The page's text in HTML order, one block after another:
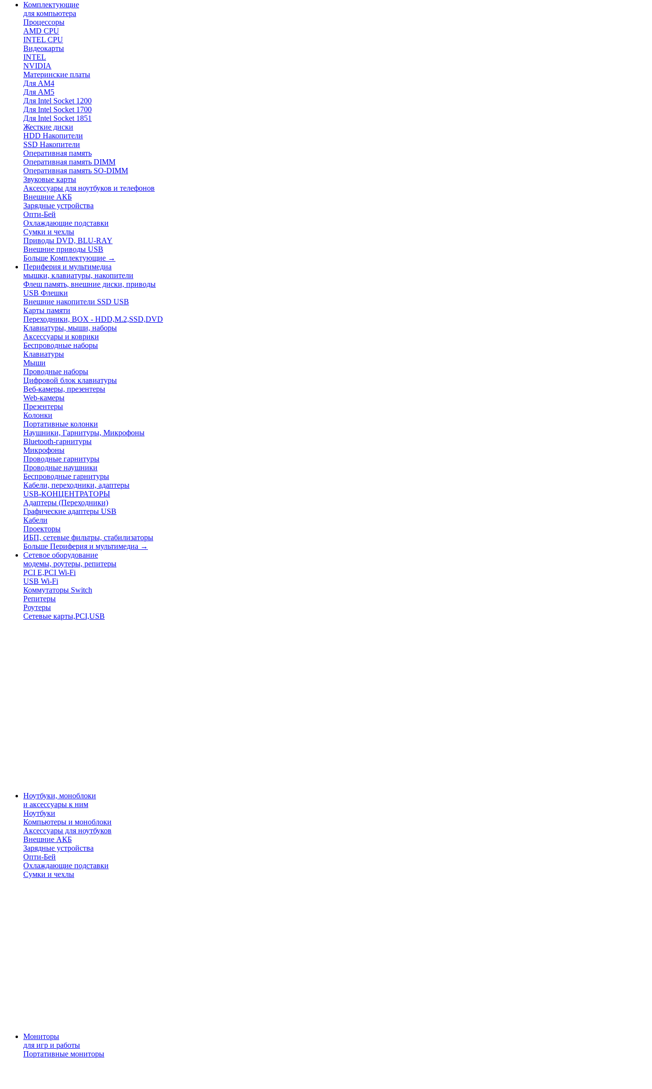
Комплектующие
для компьютера
Процессоры
AMD CPU
INTEL CPU
Видеокарты
INTEL
NVIDIA
Материнские платы
Для AM4
Для AM5
Для Intel Socket 1200
Для Intel Socket 1700
Для Intel Socket 1851
Жесткие диски
HDD Накопители
SSD Накопители
Оперативная память
Оперативная память DIMM
Оперативная память SO-DIMM
Звуковые карты
Аксессуары для ноутбуков и телефонов
Внешние АКБ
Зарядные устройства
Опти-Бей
Охлаждающие подставки
Сумки и чехлы
Приводы DVD, BLU-RAY
Внешние приводы USB
Больше Комплектующие →
Периферия и мультимедиа
мышки, клавиатуры, накопители
Флеш память, внешние диски, приводы
USB Флешки
Внешние накопители SSD USB
Карты памяти
Переходники, BOX - HDD,M.2,SSD,DVD
Клавиатуры, мыши, наборы
Аксессуары и коврики
Беспроводные наборы
Клавиатуры
Мыши
Проводные наборы
Цифровой блок клавиатуры
Веб-камеры, презентеры
Web-камеры
Презентеры
Колонки
Портативные колонки
Наушники, Гарнитуры, Микрофоны
Bluetooth-гарнитуры
Микрофоны
Проводные гарнитуры
Проводные наушники
Беспроводные гарнитуры
Кабели, переходники, адаптеры
USB-КОНЦЕНТРАТОРЫ
Адаптеры (Переходники)
Графические адаптеры USB
Кабели
Проекторы
ИБП, сетевые фильтры, стабилизаторы
Больше Периферия и мультимедиа →
Сетевое оборудование
модемы, роутеры, репитеры
PCI E,PCI Wi-Fi
USB Wi-Fi
Коммутаторы Switch
Репитеры
Роутеры
Сетевые карты,PCI,USB
Ноутбуки, моноблоки
и аксессуары к ним
Ноутбуки
Компьютеры и моноблоки
Аксессуары для ноутбуков
Внешние АКБ
Зарядные устройства
Опти-Бей
Охлаждающие подставки
Сумки и чехлы
Мониторы
для игр и работы
Портативные мониторы